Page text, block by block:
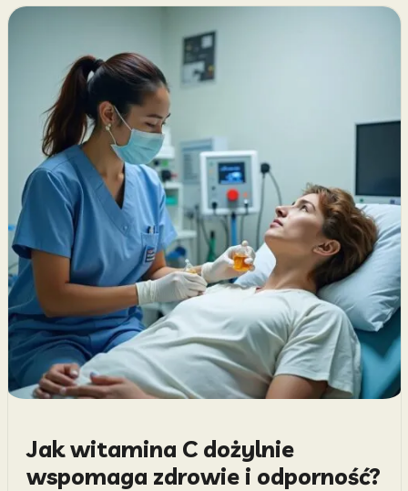
Jak witamina C dożylnie
wspomaga zdrowie i odporność?